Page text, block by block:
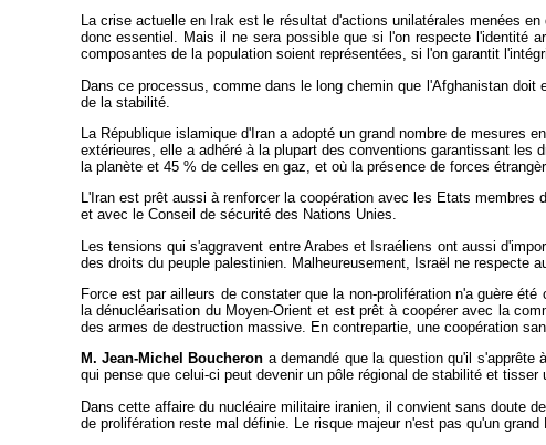
La crise actuelle en Irak est le résultat d'actions unilatérales menées
donc essentiel. Mais il ne sera possible que si l'on respecte l'identité
composantes de la population soient représentées, si l'on garantit
Dans ce processus, comme dans le long chemin que l'Afghanistan
de la stabilité.
La République islamique d'Iran a adopté un grand nombre de
extérieures, elle a adhéré à la plupart des conventions garantissant
la planète et 45 % de celles en gaz, et où la présence de forces
L'Iran est prêt aussi à renforcer la coopération avec les Etats
et avec le Conseil de sécurité des Nations Unies.
Les tensions qui s'aggravent entre Arabes et Israéliens ont aussi
des droits du peuple palestinien. Malheureusement, Israël ne respecte
Force est par ailleurs de constater que la non-prolifération n'a guère
la dénucléarisation du Moyen-Orient et est prêt à coopérer avec la
des armes de destruction massive. En contrepartie, une coopération
M. Jean-Michel Boucheron a demandé que la question qu'il
qui pense que celui-ci peut devenir un pôle régional de stabilité et tisser
Dans cette affaire du nucléaire militaire iranien, il convient sans doute
de prolifération reste mal définie. Le risque majeur n'est pas qu'un